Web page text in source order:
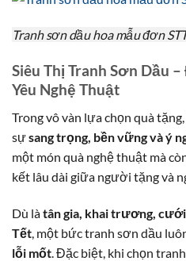
Tranh sơn dầu hoa mẫu đơn
Siêu Thị Tranh Sơn Dầu
Yêu Nghệ Thuật
Trong vô vàn lựa chọn quà tặng,
sựsang trọng, bền vững và ý
một món quà nghệ thuật mà
kết lâu dài giữa người tặng và
Dù làtân gia, khai trương,
Tết , một bức tranh sơn dầu
lỗi mốt . Đặc biệt, khi chọn